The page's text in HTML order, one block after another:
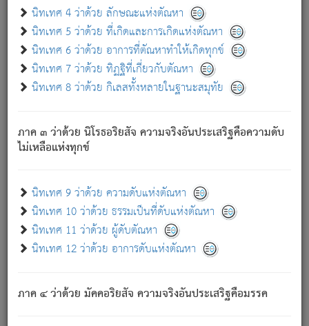
นิทเทศ 4 ว่าด้วย ลักษณะแห่งตัณหา
นิทเทศ 5 ว่าด้วย ที่เกิดและการเกิดแห่งตัณหา
นิทเทศ 6 ว่าด้วย อาการที่ตัณหาทำให้เกิดทุกข์
นิทเทศ 7 ว่าด้วย ทิฏฐิที่เกี่ยวกับตัณหา
นิทเทศ 8 ว่าด้วย กิเลสทั้งหลายในฐานะสมุทัย
ภาค ๓ ว่าด้วย นิโรธอริยสัจ ความจริงอันประเสริฐคือความดับ
ไม่เหลือแห่งทุกข์
นิทเทศ 9 ว่าด้วย ความดับแห่งตัณหา
นิทเทศ 10 ว่าด้วย ธรรมเป็นที่ดับแห่งตัณหา
นิทเทศ 11 ว่าด้วย ผู้ดับตัณหา
นิทเทศ 12 ว่าด้วย อาการดับแห่งตัณหา
ภาค ๔ ว่าด้วย มัคคอริยสัจ ความจริงอันประเสริฐคือมรรค
อย่างนี้อยู่; เขาย่อมละภวตัณหาได้ และไม่เพลิดเพลินวิภวตัณหา
ด้วย.
ความดับเพราะความสำรอกไม่เหลือ (แห่งภพทั้งหลาย)
เพราะความสิ้นไปแห่งตัณหาโดยประการทั้งปวง นั้นคือ
นิพพาน.
ภพใหม่ย่อมไม่มีแก่ภิกษุนั้น ผู้ดับเย็นสนิทแล้ว เพราะไม่มี
ภิกษุนั้น เป็นผู้ครอบงำมารได้แล้ว ชนะสงครามแล้ว ก้าวล่วง
ภพทั้งหลายทั้งปวงได้แล้ว เป็นผู้คงที่ (คือไม่เปลี่ยนแปลงอีกต่อ
- อุ.ขุ. ๒๕/๑๒๑/๘๔.
(ข้อความนี้ เป็นพระพุทธอุทานที่ทรงเปล่งออก ที่โคนต้นโพธิ์
เป็นที่ตรัสรู้ เมื่อตรัสรู้แล้วได้ 7 วัน)